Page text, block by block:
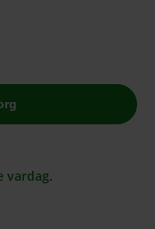
vardag.